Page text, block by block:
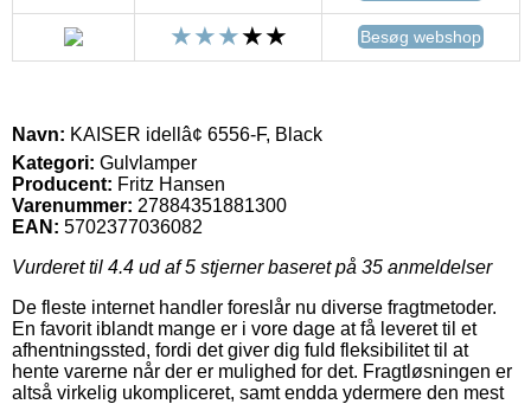
Besøg webshop
Navn: KAISER idellâ¢ 6556-F, Black
Kategori: Gulvlamper
Producent: Fritz Hansen
Varenummer: 27884351881300
EAN: 5702377036082
Vurderet til 4.4 ud af 5 stjerner baseret på 35 anmeldelser
De fleste internet handler foreslår nu diverse fragtmetoder.
En favorit iblandt mange er i vore dage at få leveret til et
afhentningssted, fordi det giver dig fuld fleksibilitet til at
hente varerne når der er mulighed for det. Fragtløsningen er
altså virkelig ukompliceret, samt endda ydermere den mest